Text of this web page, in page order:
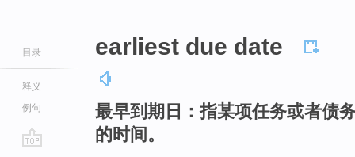
目录
释义
例句
earliest due date
最早到期日：指某项任务或者债
的时间。